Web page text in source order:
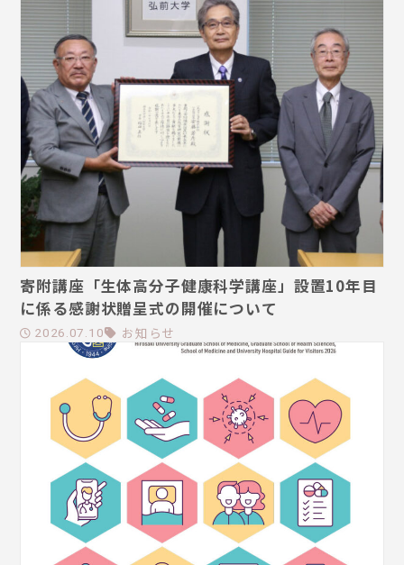
寄附講座「生体高分子健康科学講座」設置10年目
に係る感謝状贈呈式の開催について
2026.07.10 お知らせ